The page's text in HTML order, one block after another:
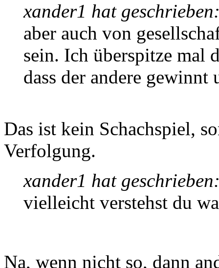
xander1 hat
aber auch von
sein. Ich überspitze mal
dass der andere
Das ist kein Schachspiel,
Verfolgung.
xander1 hat
vielleicht verstehst du
Na, wenn nicht so, dann